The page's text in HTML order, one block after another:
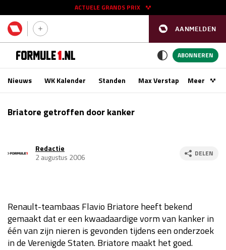
AANMELDEN
ACTUELE GRANDS PRIX
11 - 13 sep
Race
Kwalificatie
vr 14:00 - 15:00
Race
za 13:00 - 15:00
GP SINGAPORE 2026 09 - 11 okt
Race
zo 14:00 - 16:00
ABONNEREN
Nieuws WK Kalender Standen Max VerstappenMeer
Briatore getroffen door kanker
Redactie
2 augustus 2006
DELEN
Renault-teambaas Flavio Briatore heeft bekend
gemaakt dat er een kwaadaardige vorm van kanker in
één van zijn nieren is gevonden tijdens een onderzoek
in de Verenigde Staten. Briatore maakt het goed.